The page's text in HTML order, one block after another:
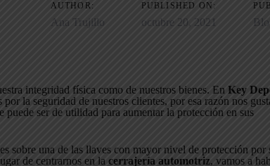
AUTHOR:
Ana Trujillo
PUBLISHED ON:
octubre 20, 2021
integridad física como de nuestros bienes. En Key
la seguridad de nuestros clientes, por esa razón nos
puede ser de utilidad para aumentar la protección en sus
sobre una de las llaves con mayor nivel de protección por
de centrarnos en la cerrajería automotriz, vamos a